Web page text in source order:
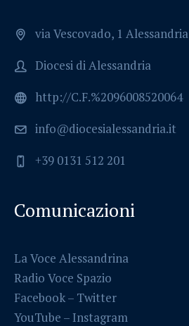
via Vescovado, 1 Alessandria
Diocesi di Alessandria
http://C.F.%2096008520064
info@diocesialessandria.it
+39 0131 512 201
Comunicazioni
La Voce Alessandrina
Radio Voce Spazio
Facebook– Twitter
YouTube – Instagram